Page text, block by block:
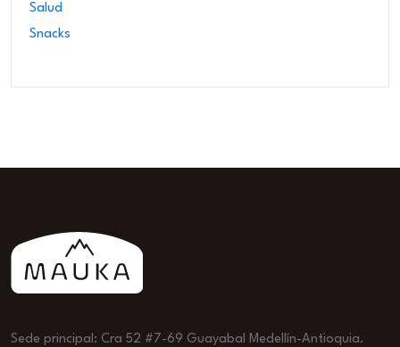
Salud
Snacks
Sede principal: Cra 52 #7-69 Guayabal Medellín-Antioquia.